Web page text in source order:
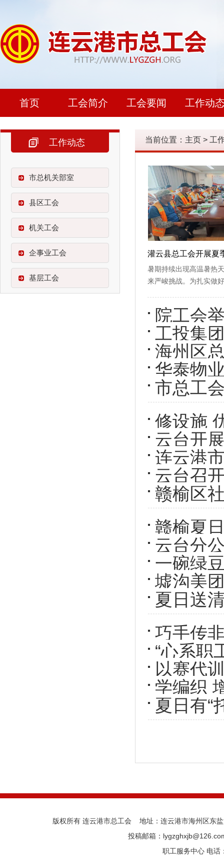
首页 工会简介 工会要闻 工作动
工作动态
市总机关部室
县区工会
机关工会
企事业工会
基层工会
当前位置： 主页 > 工
暑期持续出现高温暑热
来严峻挑战。为扎实做
院工会
年画卷”
工投集
海州区
华泰物
动
市总工
工作
修设施
线
云台开
连云港
（扩大
云台召
赣榆区
赣榆夏
云台分
一碗绿
态化供
墟沟美
夏日送
新就业
巧手传
钿手工
“心系职
以赛代
云区第
学编织
工编织
夏日有“
版权所有 连云港市总工会 地址：连云港市海州区东
投稿邮箱：
职工服务中心 电话